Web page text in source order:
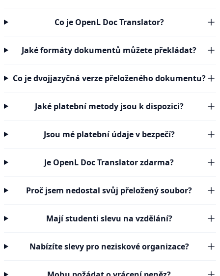
Co je OpenL Doc Translator?
Jaké formáty dokumentů můžete překládat?
Co je dvojjazyčná verze přeloženého dokumentu?
Jaké platební metody jsou k dispozici?
Jsou mé platební údaje v bezpečí?
Je OpenL Doc Translator zdarma?
Proč jsem nedostal svůj přeložený soubor?
Mají studenti slevu na vzdělání?
Nabízíte slevy pro neziskové organizace?